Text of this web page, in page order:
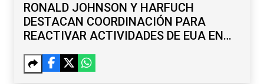
RONALD JOHNSON Y HARFUCH
DESTACAN COORDINACIÓN PARA
REACTIVAR ACTIVIDADES DE EUA EN